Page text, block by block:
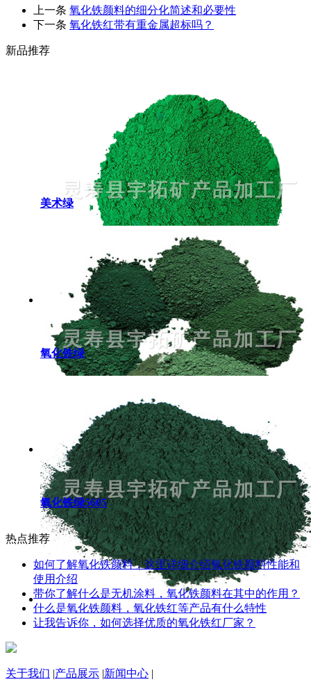
上一条 氧化铁颜料的细分化简述和必要性
下一条 氧化铁红带有重金属超标吗？
新品推荐
美术绿
氧化铁绿
氧化铁绿5605
热点推荐
如何了解氧化铁颜料，这里详细介绍氧化铁颜料性能和
使用介绍
带你了解什么是无机涂料，氧化铁颜料在其中的作用？
什么是氧化铁颜料，氧化铁红等产品有什么特性
让我告诉你，如何选择优质的氧化铁红厂家？
关于我们 产品展示 新闻中心